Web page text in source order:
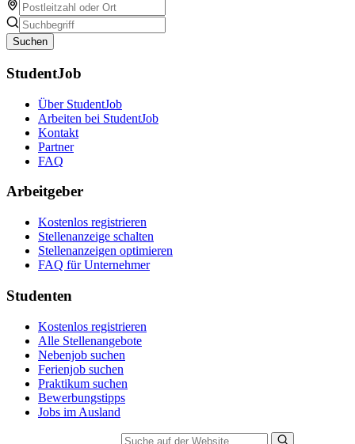
Suchen
StudentJob
Über StudentJob
Arbeiten bei StudentJob
Kontakt
Partner
FAQ
Arbeitgeber
Kostenlos registrieren
Stellenanzeige schalten
Stellenanzeigen optimieren
FAQ für Unternehmer
Studenten
Kostenlos registrieren
Alle Stellenangebote
Nebenjob suchen
Ferienjob suchen
Praktikum suchen
Bewerbungstipps
Jobs im Ausland